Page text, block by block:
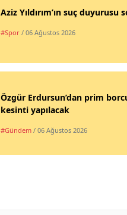
Aziz Yıldırım’ın suç duyurusu
#Spor / 06 Ağustos 2026
Özgür Erdursun’dan prim
kesinti yapılacak
#Gündem / 06 Ağustos 2026